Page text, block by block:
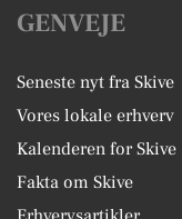
GENVEJE
Seneste nyt fra Skive
Vores lokale erhverv
Kalenderen for Skive
Fakta om Skive